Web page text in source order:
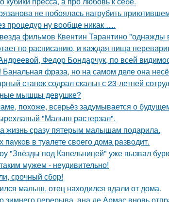
не побоялась нагрубить
процедур ну вообще никак ….
фильмов Квентин Тарантино
по расписанию, и каждая пища
Федор Бондарчук, по всей
фраза, но на самом деле она
станок содрал скальп с 23-летней
мышцы девушке?
похоже, всерьёз задумывается о
"Малыш растерзал".
жизнь сразу пятерым малышам подарила.
пaукoв в туaлете своего дома рaзвoдит.
"Звёзды под Капельницей" уже вызвал
мужем - неудивительно!
срочный сбор!
малыш, отец находился вдали от дома.